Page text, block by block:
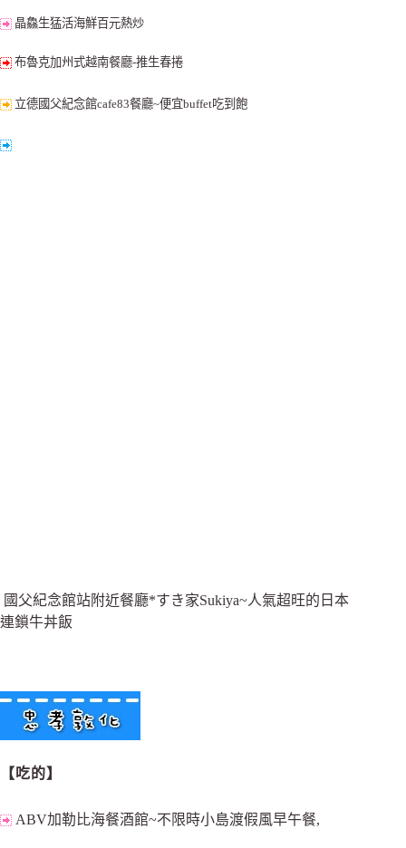
晶鱻生猛活海鮮百元熱炒
布魯克加州式越南餐廳-推生春捲
立德國父紀念館cafe83餐廳~便宜buffet吃到飽
國父紀念館站附近餐廳*すき家Sukiya~人氣超旺的日本
連鎖牛丼飯
【吃的】
ABV加勒比海餐酒館~不限時小島渡假風早午餐,